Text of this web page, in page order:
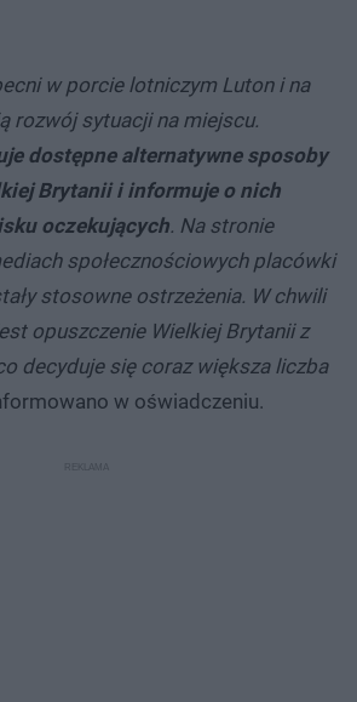
w porcie lotniczym Luton i na
rozwój sytuacji na miejscu.
dostępne alternatywne sposoby
Brytanii i informuje o nich
oczekujących. Na stronie
społecznościowych placówki
stosowne ostrzeżenia. W chwili
opuszczenie Wielkiej Brytanii z
decyduje się coraz większa liczba
w oświadczeniu.